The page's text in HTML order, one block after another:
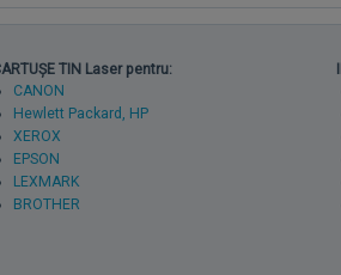
TIN Laser pentru:
CANON
Hewlett Packard, HP
XEROX
EPSON
LEXMARK
BROTHER